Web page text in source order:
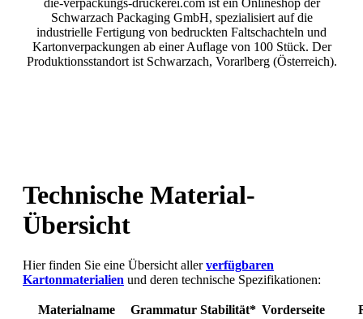
Schwarzach Packaging GmbH, spezialisiert auf die
industrielle Fertigung von bedruckten Faltschachteln und
Kartonverpackungen ab einer Auflage von 100 Stück. Der
Produktionsstandort ist Schwarzach, Vorarlberg (Österreich).
Technische Material-
Übersicht
Hier finden Sie eine Übersicht allerverfügbaren
Kartonmaterialien und deren technische Spezifikationen:
Materialname Grammatur Stabilität* Vorderseite